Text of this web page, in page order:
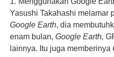
Yasushi Takahashi melamar
Google Earth, dia
enam bulan, Google Earth,
lainnya. Itu juga memberinya